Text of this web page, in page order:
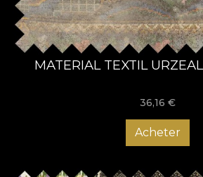
MATERIAL TEXTIL
36,16 €
Acheter